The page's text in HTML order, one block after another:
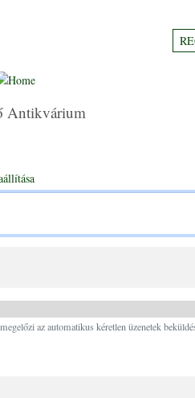
Antikvárium
az automatikus kéretlen üzenetek